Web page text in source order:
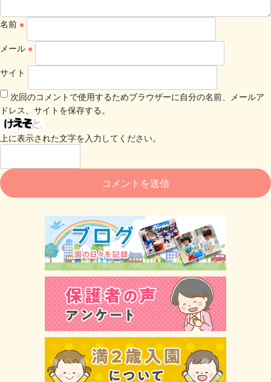
名前 ※
メール ※
サイト
次回のコメントで使用するためブラウザーに自分の名前、メールア
ドレス、サイトを保存する。
上に表示された文字を入力してください。